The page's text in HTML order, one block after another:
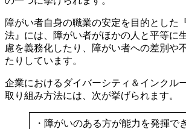
障がい者自身の職業の安定を目的とした
法』には、障がい者がほかの人と平等に
慮を義務化したり、障がい者への差別や
たりしています。
企業におけるダイバーシティ＆インクル
取り組み方法には、次が挙げられます。
・障がいのある方が能力を発揮で